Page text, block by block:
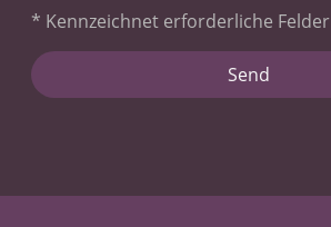
* Kennzeichnet erforderliche Felder
Send